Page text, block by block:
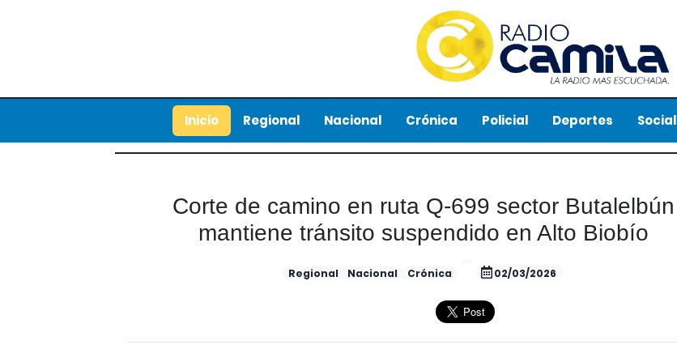
Inicio Regional Nacional Crónica Policial Deportes Social
Corte de camino en ruta Q-699 sector Butalelbún
mantiene tránsito suspendido en Alto Biobío
Regional Nacional Crónica 02/03/2026